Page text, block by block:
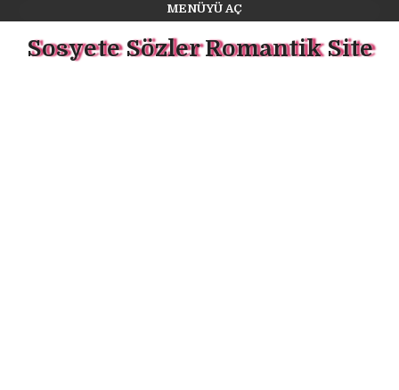
MENÜYÜ AÇ
Sosyete Sözler Romantik Site